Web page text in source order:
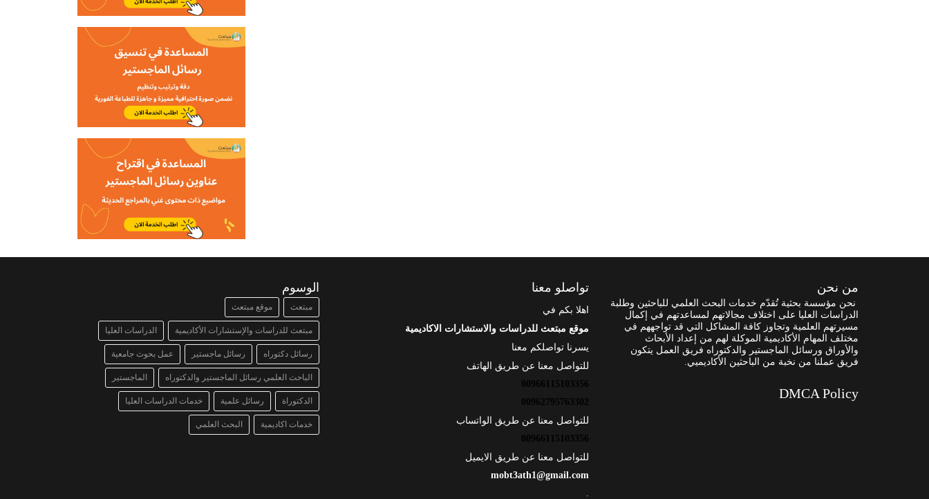
من نحن
نحن مؤسسة بحثية تُقدّم خدمات البحث العلمي للباحثين وطلبة
الدراسات العليا على اختلاف مجالاتهم لمساعدتهم في إكمال
مسيرتهم العلمية وتجاوز كافة المشاكل التي قد تواجههم في
مختلف المهام الأكاديمية الموكلة لهم من إعداد الأبحاث
والأوراق ورسائل الماجستير والدكتوراه فريق العمل يتكون
فريق عملنا من نخبة من الباحثين الأكاديميي.
DMCA Policy
تواصلو معنا
اهلا بكم في
موقع مبتعث للدراسات والاستشارات الاكاديمية
يسرنا تواصلكم معنا
للتواصل معنا عن طريق الهاتف
00966115103356
00962795763302
للتواصل معنا عن طريق الواتساب
00966115103356
للتواصل معنا عن طريق الايميل
mobt3ath1@gmail.com
الوسوم
مبتعث موقع مبتعث
مبتعث للدراسات والإستشارات الأكاديمية الدراسات العليا
رسائل دكتوراه رسائل ماجستير عمل بحوث جامعية
الباحث العلمي رسائل الماجستير والدكتوراه الماجستير
الدكتوراة رسائل علمية خدمات الدراسات العليا
خدمات اكاديمية البحث العلمي